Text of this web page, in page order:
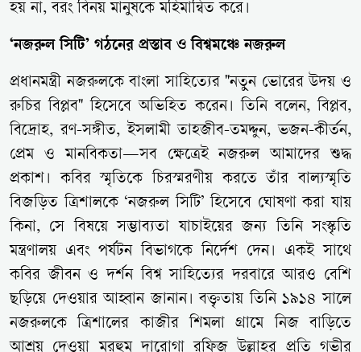
হয় না, বরং বিনয় মানুষকে মহিমান্বিত করে।
‘নজরুল সিটি’ গঠনের প্রস্তাব ও বিশ্বমঞ্চে নজরুল
প্রধানমন্ত্রী নজরুলকে বাংলা সাহিত্যের "নতুন ভোরের উদয় ও
রুচির বিপ্লব" হিসেবে অভিহিত করেন। তিনি বলেন, বিপ্লব,
বিদ্রোহ, রণ-সঙ্গীত, ইসলামী তাহজীব-তমদ্দুন, ভজন-কীর্তন,
প্রেম ও মানবিকতা—সব ক্ষেত্রেই নজরুল আমাদের শুদ্ধ
প্রকাশ। কবির স্মৃতিকে চিরস্মরণীয় করতে তাঁর বাল্যস্মৃতি
বিজড়িত ত্রিশালকে ‘নজরুল সিটি’ হিসেবে ঘোষণা করা যায়
কিনা, সে বিষয়ে সম্ভাব্যতা যাচাইয়ের জন্য তিনি সংস্কৃতি
মন্ত্রণালয় এবং পর্যটন বিভাগকে নির্দেশ দেন। একই সাথে
কবির জীবন ও দর্শন বিশ্ব সাহিত্যের দরবারে আরও বেশি
ছড়িয়ে দেওয়ার আহ্বান জানান। বক্তৃতায় তিনি ১৯১৪ সালে
নজরুলকে ত্রিশালের কাজীর শিমলা গ্রামে নিজ বাড়িতে
আশ্রয় দেওয়া মরহুম দারোগা রফিজ উল্লাহর প্রতি গভীর